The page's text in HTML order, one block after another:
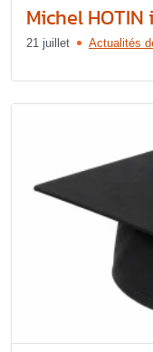
Michel
21 juillet Actualités